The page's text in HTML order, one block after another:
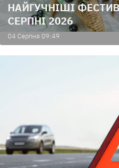
НАЙГУЧНІШІ
СЕРПНІ 2026
04 Серпня 09:49